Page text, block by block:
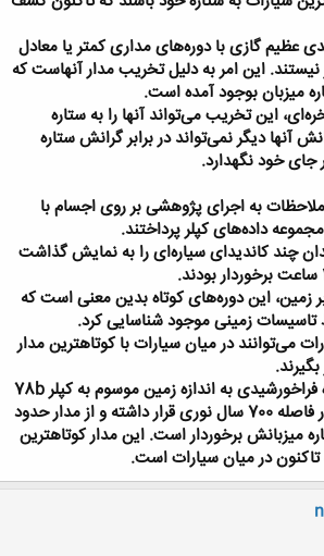
عظیم گازی با دوره‌های مداری کمتر یا معادل
نیستند. این امر به دلیل تخریب مدار آنهاست که
میزبان بوجود آمده است.
این تخریب می‌تواند آنها را به ستاره
آنها دیگر نمی‌تواند در برابر گرانش ستاره
جای خود نگهدارد.
به اجرای پژوهشی بر روی اجسام با
داده‌های کپلر پرداختند.
چند کاندیدای سیاره‌ای را به نمایش گذاشت
زمین، این دوره‌های کوتاه بدین معنی است که
تاسیسات زمینی موجود شناسایی کرد.
می‌توانند در میان سیارات با کوتاهترین مدار
محققان اخیرا یک سیاره فراخورشیدی به اندازه زمین موسوم به کپلر 78b
را شناسایی کرده‌اند که در فاصله 700 سال نوری قرار داشته و از مدار حدود
میزبانش برخوردار است. این مدار کوتاهترین
در میان سیارات است.